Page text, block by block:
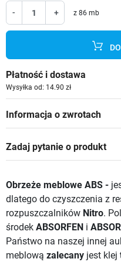
- + z 86 mb
Płatność i dostawa
Wysyłka od: 14.90 zł
Informacja o zwrotach
Zadaj pytanie o produkt
Obrzeże meblowe ABS -
dlatego do czyszczenia z
rozpuszczalników Nitro.
środek ABSORFEN i
Państwo na naszej innej
meblową zalecany jest klej